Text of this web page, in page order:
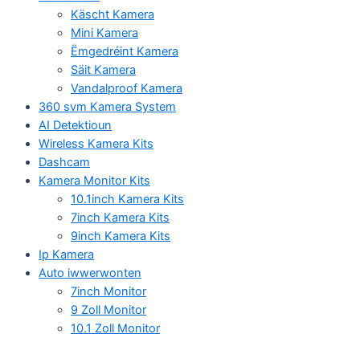
Käscht Kamera
Mini Kamera
Ëmgedréint Kamera
Säit Kamera
Vandalproof Kamera
360 svm Kamera System
AI Detektioun
Wireless Kamera Kits
Dashcam
Kamera Monitor Kits
10.1inch Kamera Kits
7inch Kamera Kits
9inch Kamera Kits
Ip Kamera
Auto iwwerwonten
7inch Monitor
9 Zoll Monitor
10.1 Zoll Monitor